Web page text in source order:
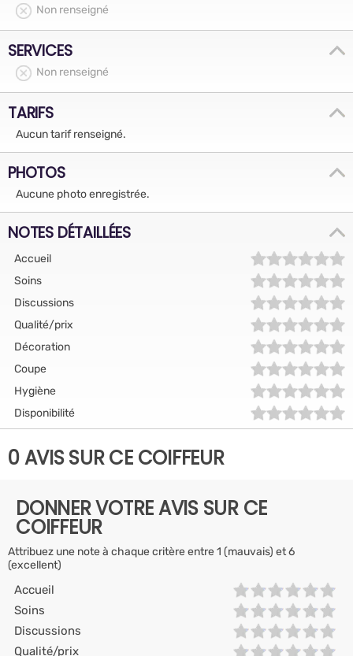
Non renseigné
SERVICES
Non renseigné
TARIFS
Aucun tarif renseigné.
PHOTOS
Aucune photo enregistrée.
NOTES DÉTAILLÉES
Accueil
Soins
Discussions
Qualité/prix
Décoration
Coupe
Hygiène
Disponibilité
0 AVIS SUR CE COIFFEUR
DONNER VOTRE AVIS SUR CE
COIFFEUR
Attribuez une note à chaque critère entre 1 (mauvais) et 6
(excellent)
Accueil
Soins
Discussions
Qualité/prix